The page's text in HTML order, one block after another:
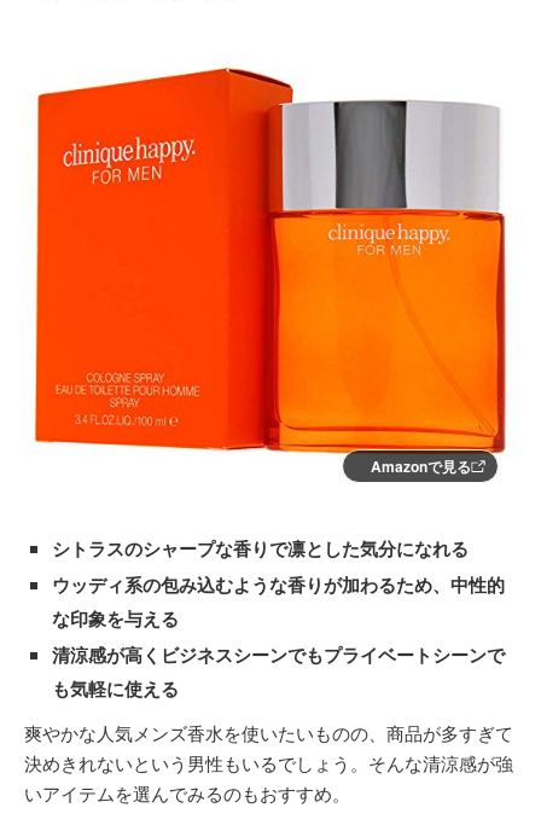
Amazonで見る
シトラスのシャープな香りで凛とした気分になれる
ウッディ系の包み込むような香りが加わるため、中性的
な印象を与える
清涼感が高くビジネスシーンでもプライベートシーンで
も気軽に使える
爽やかな人気メンズ香水を使いたいものの、商品が多すぎて
決めきれないという男性もいるでしょう。そんな清涼感が強
いアイテムを選んでみるのもおすすめ。